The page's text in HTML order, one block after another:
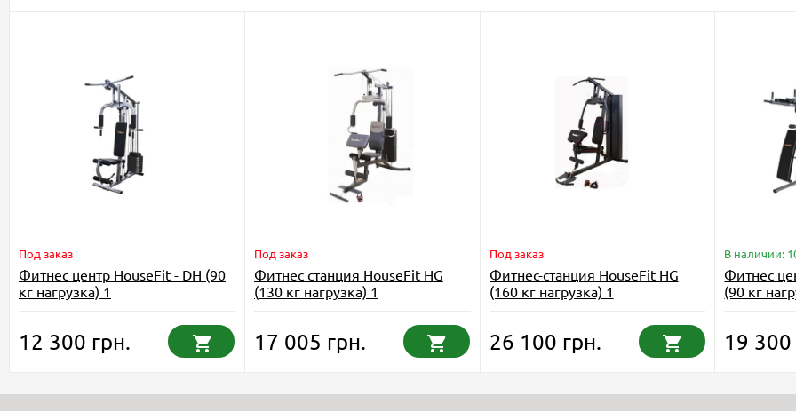
Под заказ
Фитнес центр HouseFit - DH (90
кг нагрузка) 1
12 300 грн.
Под заказ
Фитнес станция HouseFit HG
(130 кг нагрузка) 1
17 005 грн.
Под заказ
Фитнес-станция HouseFit HG
(160 кг нагрузка) 1
26 100 грн.
В наличии:
Фитнес
(90 кг
19 300